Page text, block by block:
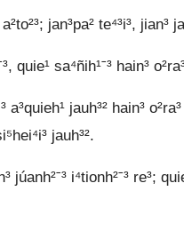
jan³pa² te⁴³i³, jian³
quie¹ sa⁴ñih¹ˉ³ hain³
a³quieh¹ jauh³² hain³
jauh³².
júanh²ˉ³ i⁴tionh²ˉ³ re³;